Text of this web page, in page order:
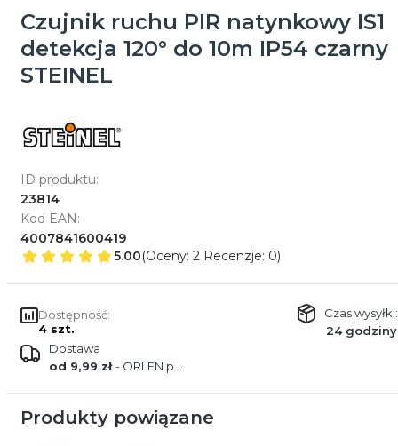
Czujnik ruchu PIR natynkowy IS1
detekcja 120° do 10m IP54 czarny
STEINEL
ID produktu:
23814
Kod EAN:
4007841600419
5.00(Oceny: 2 Recenzje: 0)
Dostępność:
4 szt.
Czas wysyłki:
24 godziny
Dostawa
od 9,99 zł- ORLEN paczka
Produkty powiązane